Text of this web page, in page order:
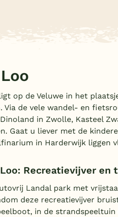
op de Veluwe in het
Via de vele wandel- en
in Zwolle, Kasteel
Gaat u liever met de
in Harderwijk liggen
Recreatievijver en
Landal park met
deze recreatievijver
in de